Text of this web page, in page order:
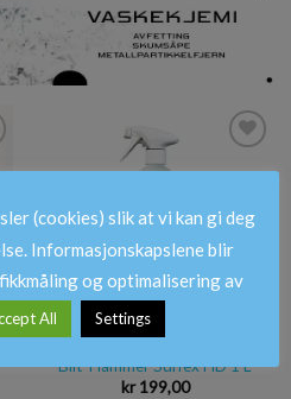
Bilt-Hammer Surfex HD 1 L
kr199,00
(cookies) slik at vi kan gi deg
Informasjonskapslene blir
og optimalisering av
All Settings